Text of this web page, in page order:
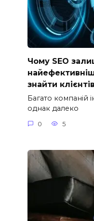
Чому SEO
знайти клієнтів
Багато компаній
однак далеко
0 5